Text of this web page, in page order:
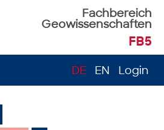
Fachbereich
Geowissenschaften
FB5
DE EN Login